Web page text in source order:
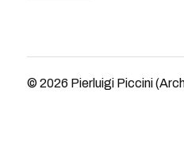
© 2026 Pierluigi Piccini